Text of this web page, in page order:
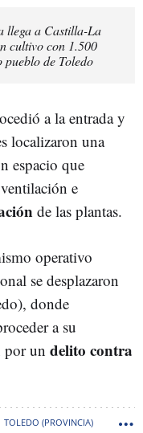
llega a Castilla-La
cultivo con 1.500
pueblo de Toledo
a la entrada y
localizaron una
espacio que
e
de las plantas.
operativo
se desplazaron
donde
a su
por un delito contra
TOLEDO (PROVINCIA)